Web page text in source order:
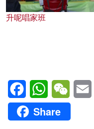
升呢唱家班
FacebookWhatsApp
Share